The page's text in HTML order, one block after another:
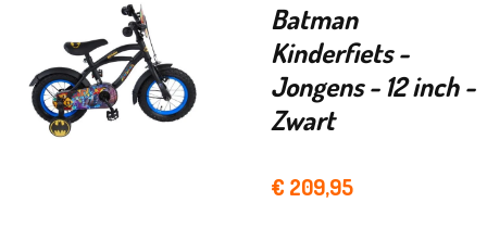
Batman
Kinderfiets -
Jongens - 12 inch -
Zwart
€ 209,95